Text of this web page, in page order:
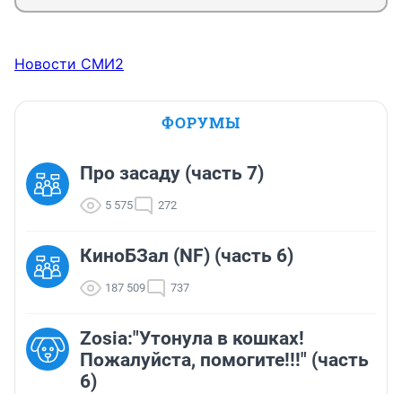
Новости СМИ2
ФОРУМЫ
Про засаду (часть 7)
5 575 272
КиноБЗал (NF) (часть 6)
187 509 737
Zosia:"Утонула в кошках!
Пожалуйста, помогите!!!" (часть
6)